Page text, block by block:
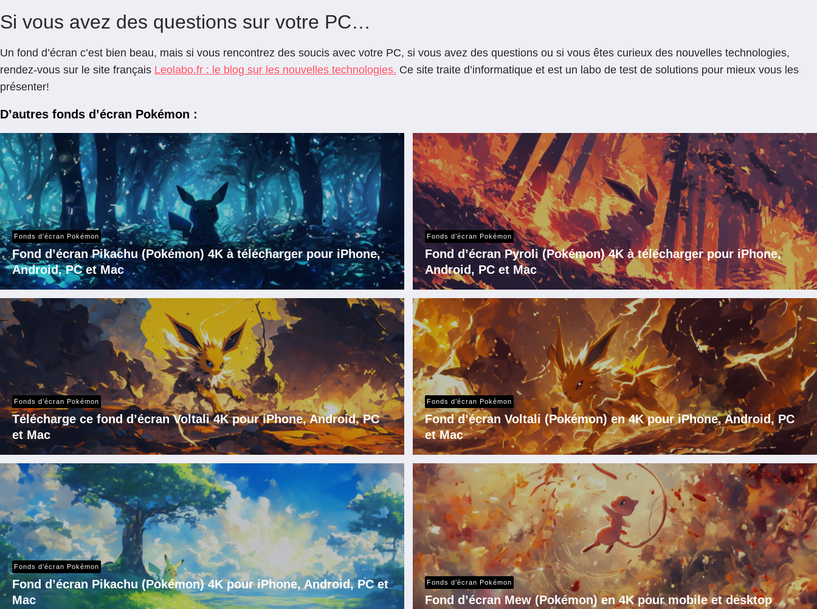
Si vous avez des questions sur votre PC…
Un fond d’écran c’est bien beau, mais si vous rencontrez des soucis avec votre PC, si vous avez des questions ou si vous êtes curieux des nouvelles technologies,
rendez-vous sur le site français Leolabo.fr : le blog sur les nouvelles technologies. Ce site traite d’informatique et est un labo de test de solutions pour mieux vous les
présenter!
D’autres fonds d’écran Pokémon :
Fonds d’écran Pokémon
Fond d’écran Pikachu (Pokémon) 4K à télécharger pour iPhone,
Android, PC et Mac
Fonds d’écran Pokémon
Fond d’écran Pyroli (Pokémon) 4K à télécharger pour iPhone,
Android, PC et Mac
Fonds d’écran Pokémon
Télécharge ce fond d’écran Voltali 4K pour iPhone, Android, PC
et Mac
Fonds d’écran Pokémon
Fond d’écran Voltali (Pokémon) en 4K pour iPhone, Android, PC
et Mac
Fonds d’écran Pokémon
Fond d’écran Pikachu (Pokémon) 4K pour iPhone, Android, PC et
Mac
Fonds d’écran Pokémon
Fond d’écran Mew (Pokémon) en 4K pour mobile et desktop